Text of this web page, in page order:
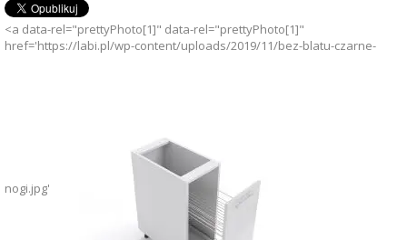
<a data-rel="prettyPhoto[1]" data-rel="prettyPhoto[1]"
href='https://labi.pl/wp-content/uploads/2019/11/bez-blatu-czarne-
nogi.jpg'